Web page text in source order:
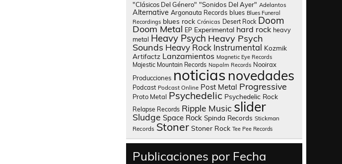
"Clásicos Del Género" "Sonidos Del Ayer" Adelantos
Alternative Argonauta Records blues Blues Funeral
Recordings blues rock Crónicas Desert Rock Doom
Doom Metal EP Experimental hard rock heavy
metal Heavy Psych Heavy Psych
Sounds Heavy Rock Instrumental Kozmik
Artifactz Lanzamientos Magnetic Eye Records
Majestic Mountain Records Napalm Records Nooirax
Producciones noticias novedades
Podcast Podcast Online Post Metal Progressive
Proto Metal Psychedelic Psychedelic Rock
Relapse Records Ripple Music slider
Sludge Space Rock Spinda Records Stickman
Records Stoner Stoner Rock Tee Pee Records
Publicaciones por Fecha